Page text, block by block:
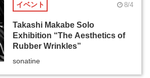
イベント 8/4
Takashi Makabe Solo
Exhibition “The Aesthetics of
Rubber Wrinkles”
sonatine